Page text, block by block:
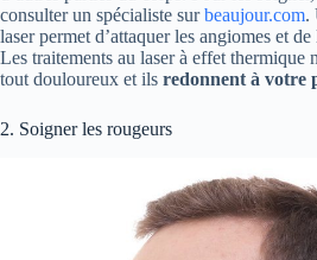
consulter un spécialiste surbeaujour.com.
laser permet d’attaquer les angiomes et
Les traitements au laser à effet thermique
tout douloureux et ils redonnent à votre
2. Soigner les rougeurs